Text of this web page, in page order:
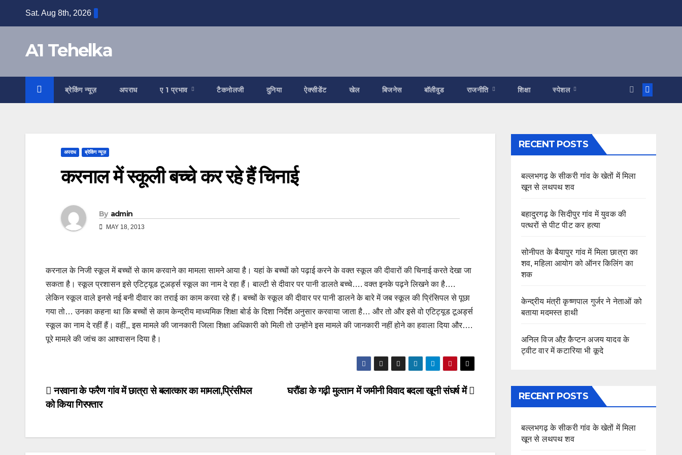
Sat. Aug 8th, 2026
A1 Tehelka
ब्रेकिंग न्यूज़ अपराध ए 1 प्रभाव टैकनोलजी दुनिया ऐक्सीडेंट खेल बिजनेस बॉलीवुड राजनीति शिक्षा स्पेशल
अपराध ब्रेकिंग न्यूज़
करनाल में स्कूली बच्चे कर रहे हैं चिनाई
By admin
MAY 18, 2013
करनाल के निजी स्कूल में बच्चों से काम करवाने का मामला सामने आया है। यहां के बच्चों को पढ़ाई करने के वक्त स्कूल की दीवारों की चिनाई करते देखा जा
सकता है। स्कूल प्रशासन इसे एटिट्यूड टूअर्ड्स स्कूल का नाम दे रहा हैं। बाल्टी से दीवार पर पानी डालते बच्चे…. वक्त इनके पढ़ने लिखने का है….
लेकिन स्कूल वाले इनसे नई बनी दीवार का तराई का काम करवा रहे हैं। बच्चों के स्कूल की दीवार पर पानी डालने के बारे में जब स्कूल की प्रिंसिपल से पूछा
गया तो… उनका कहना था कि बच्चों से काम केन्द्रीय माध्यमिक शिक्षा बोर्ड के दिशा निर्देश अनुसार करवाया जाता है… और तो और इसे वो एटिट्यूड टूअर्ड्स
स्कूल का नाम दे रहीं हैं। वहीं,, इस मामले की जानकारी जिला शिक्षा अधिकारी को मिली तो उन्होंने इस मामले की जानकारी नहीं होने का हवाला दिया और….
पूरे मामले की जांच का आश्वासन दिया है।
Post
घरौंडा के गढ़ी मुल्तान में जमीनी विवाद बदला खूनी संघर्ष में
नरवाना के फरैण गांव में छात्रा से बलात्कार का मामला,प्रिंसीपल
को किया गिरफ्तार
RECENT POSTS
बल्लभगढ़ के सीकरी गांव के खेतों में मिला
खून से लथपथ शव
बहादुरगढ़ के सिदीपुर गांव में युवक की
पत्थरों से पीट पीट कर हत्या
सोनीपत के बैयापुर गांव में मिला छात्रा का
शव, महिला आयोग को ऑनर किलिंग का
शक
केन्द्रीय मंत्री कृष्णपाल गुर्जर ने नेताओं को
बताया मदमस्त हाथी
अनिल विज औऱ कैप्टन अजय यादव के
ट्वीट वार में कटारिया भी कूदे
RECENT POSTS
बल्लभगढ़ के सीकरी गांव के खेतों में मिला
खून से लथपथ शव